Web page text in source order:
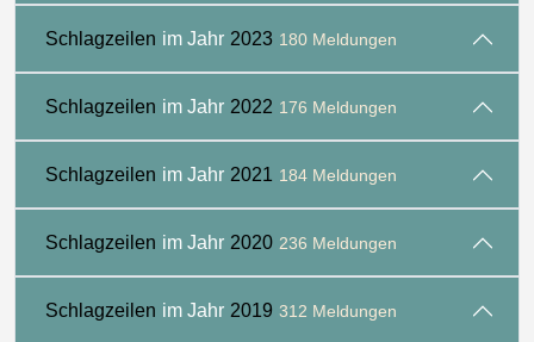
Schlagzeilen im Jahr 2023 180 Meldungen
Schlagzeilen im Jahr 2022 176 Meldungen
Schlagzeilen im Jahr 2021 184 Meldungen
Schlagzeilen im Jahr 2020 236 Meldungen
Schlagzeilen im Jahr 2019 312 Meldungen